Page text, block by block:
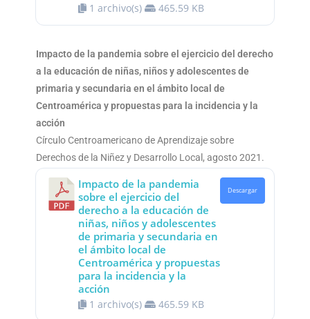
1 archivo(s) 465.59 KB
Impacto de la pandemia sobre el ejercicio del derecho
a la educación de niñas, niños y adolescentes de
primaria y secundaria en el ámbito local de
Centroamérica y propuestas para la incidencia y la
acción
Círculo Centroamericano de Aprendizaje sobre
Derechos de la Niñez y Desarrollo Local, agosto 2021.
Impacto de la pandemia
sobre el ejercicio del
derecho a la educación de
niñas, niños y adolescentes
de primaria y secundaria en
el ámbito local de
Centroamérica y propuestas
para la incidencia y la
acción
1 archivo(s) 465.59 KB
Descargar